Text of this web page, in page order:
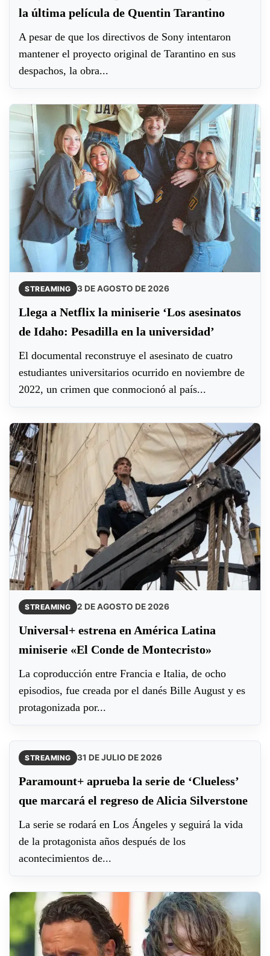
la última película de Quentin Tarantino
A pesar de que los directivos de Sony intentaron
mantener el proyecto original de Tarantino en sus
despachos, la obra...
STREAMING 3 DE AGOSTO DE 2026
Llega a Netflix la miniserie ‘Los asesinatos
de Idaho: Pesadilla en la universidad’
El documental reconstruye el asesinato de cuatro
estudiantes universitarios ocurrido en noviembre de
2022, un crimen que conmocionó al país...
STREAMING 2 DE AGOSTO DE 2026
Universal+ estrena en América Latina
miniserie «El Conde de Montecristo»
La coproducción entre Francia e Italia, de ocho
episodios, fue creada por el danés Bille August y es
protagonizada por...
STREAMING 31 DE JULIO DE 2026
Paramount+ aprueba la serie de ‘Clueless’
que marcará el regreso de Alicia Silverstone
La serie se rodará en Los Ángeles y seguirá la vida
de la protagonista años después de los
acontecimientos de...